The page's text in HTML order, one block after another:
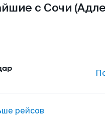
с Сочи
рейсов